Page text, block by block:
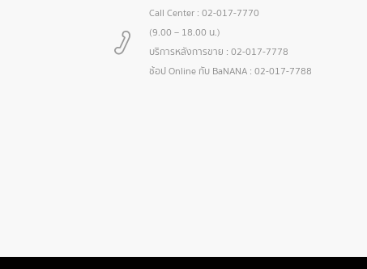
Call Center : 02-017-7770
(9.00 – 18.00 น.)
บริการหลังการขาย : 02-017-7778
ช้อป Online กับ BaNANA : 02-017-7788